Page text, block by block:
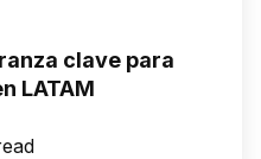
clave para
LATAM